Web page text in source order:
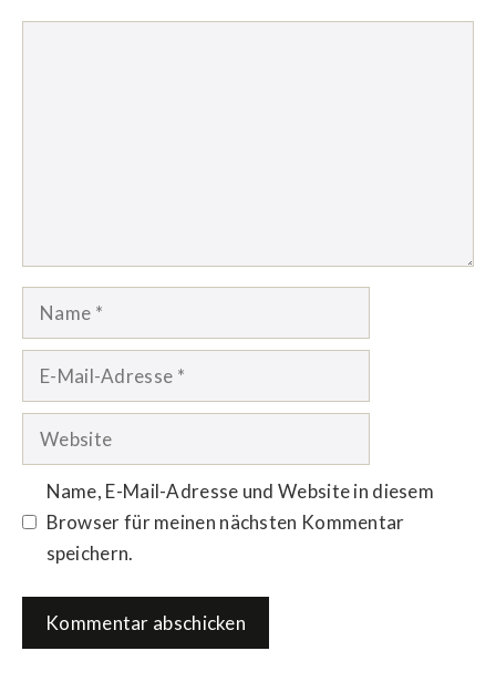
Name
Website
Name, E-Mail-Adresse und Website in diesem
Browser für meinen nächsten Kommentar
speichern.